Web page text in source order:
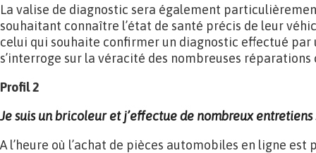
La valise de diagnostic sera également
souhaitant connaître l’état de santé précis de leur
celui qui souhaite confirmer un diagnostic effectué
s’interroge sur la véracité des nombreuses réparations
Profil 2
Je suis un bricoleur et j’effectue de nombreux entretiens
A l’heure où l’achat de pièces automobiles en ligne